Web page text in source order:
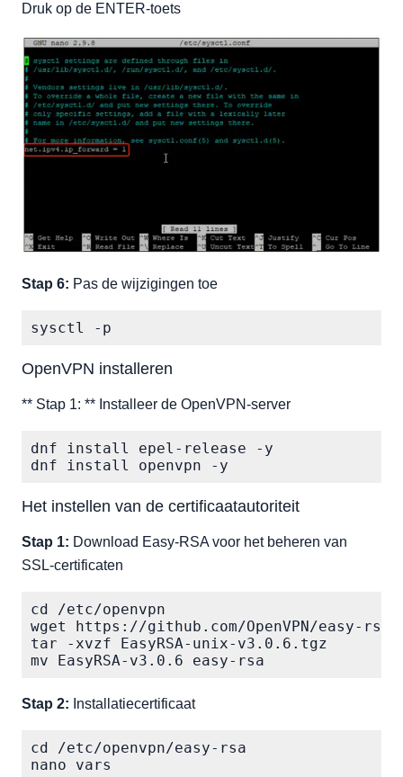
Druk op de ENTER-toets
Stap 6: Pas de wijzigingen toe
sysctl -p
OpenVPN installeren
** Stap 1: ** Installeer de OpenVPN-server
dnf install epel-release -y
dnf install openvpn -y
Het instellen van de certificaatautoriteit
Stap 1: Download Easy-RSA voor het beheren van
SSL-certificaten
cd /etc/openvpn
wget https://github.com/OpenVPN/easy-
tar -xvzf EasyRSA-unix-v3.0.6.tgz
mv EasyRSA-v3.0.6 easy-rsa
Stap 2: Installatiecertificaat
cd /etc/openvpn/easy-rsa
nano vars